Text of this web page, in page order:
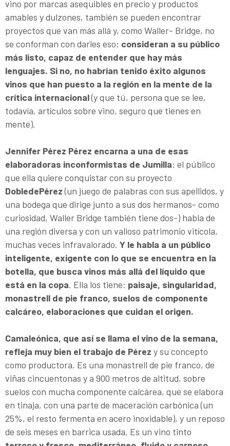
vino por marcas asequibles en precio y productos
amables y dulzones, también se pueden encontrar
proyectos que van más allá y, como Waller- Bridge, no
se conforman con darles eso; consideran a su público
más listo, capaz de entender que hay más
lenguajes. Si no, no habrían tenido éxito algunos
vinos que han puesto a la región en la mente de la
crítica internacional(y que tú, persona que se lee,
todavía, artículos sobre vino, seguro que tienes en
mente).
Jennifer Pérez Pérez encarna a una de esas
elaboradoras inconformistas de Jumilla: el público
que ella quiere conquistar con su proyecto
DobledePérez(un juego de palabras con sus apellidos, y
una bodega que dirige junto a sus dos hermanos- como
curiosidad, Waller Bridge también tiene dos-) habla de
una región diversa y con un valioso patrimonio vitícola,
muchas veces infravalorado. Y le habla a un público
inteligente, exigente con lo que se encuentra en la
botella, que busca vinos más allá del líquido que
está en la copa. Ella los tiene: paisaje, singularidad,
monastrell de pie franco, suelos de componente
calcáreo, elaboraciones que cuidan el origen.
Camaleónica, que así se llama el vino de la semana,
refleja muy bien el trabajo de Pérez y su concepto
como productora. Es una monastrell de pie franco, de
viñas cincuentonas y a 900 metros de altitud, sobre
suelos con mucha componente calcárea, que se elabora
en tinaja, con una parte de maceración carbónica (un
25%, el resto fermenta en acero inoxidable), y un reposo
de seis meses en barrica usada. Es un vino tinto